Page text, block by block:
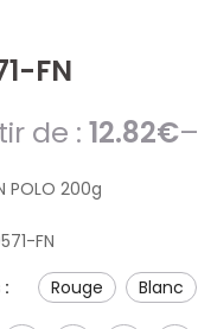
FN
de : 12.82€–
POLO 200g
FN
Rouge Blanc